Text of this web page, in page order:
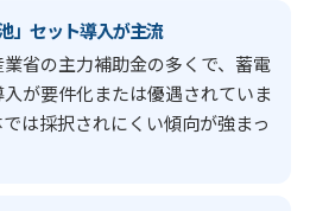
」セット導入が主流
省の主力補助金の多くで、蓄電
が要件化または優遇されていま
は採択されにくい傾向が強まっ